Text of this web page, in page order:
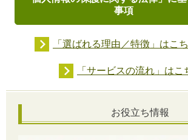
事項
「選ばれる理由／特徴」
「サービスの流れ」はこ
お役立ち情報